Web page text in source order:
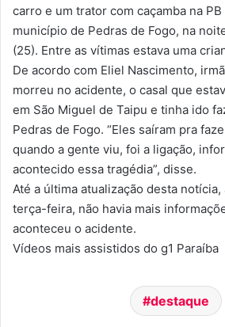
carro e um trator com caçamba na
município de Pedras de Fogo, na
(25). Entre as vítimas estava uma
De acordo com Eliel Nascimento,
morreu no acidente, o casal que
em São Miguel de Taipu e tinha ido
Pedras de Fogo. “Eles saíram pra
quando a gente viu, foi a ligação,
acontecido essa tragédia”, disse.
Até a última atualização desta notícia,
terça-feira, não havia mais
aconteceu o acidente.
Vídeos mais assistidos do g1 Paraíba
destaque